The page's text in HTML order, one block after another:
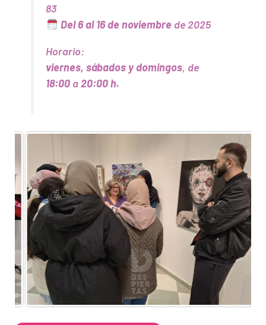
83
Del 6 al 16 de noviembrede 2025
Horario:
viernes, sábados y domingos, de
18:00 a20:00 h.